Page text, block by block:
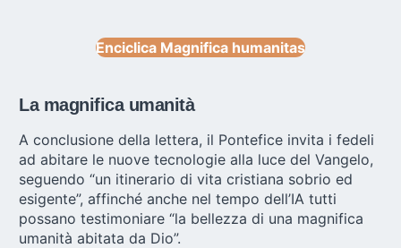
Enciclica Magnifica humanitas
La magnifica umanità
A conclusione della lettera, il Pontefice invita i fedeli
ad abitare le nuove tecnologie alla luce del Vangelo,
seguendo “un itinerario di vita cristiana sobrio ed
esigente”, affinché anche nel tempo dell’IA tutti
possano testimoniare “la bellezza di una magnifica
umanità abitata da Dio”.